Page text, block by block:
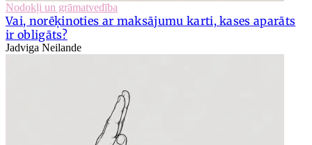
Nodokļi un grāmatvedība
Vai, norēķinoties ar maksājumu karti, kases aparāts
ir obligāts?
Jadviga Neilande